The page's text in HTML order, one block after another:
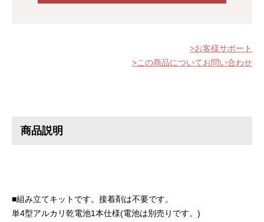
お客様サポート
この商品についてお問い合わせ
商品説明
■組み立てキットです。接着剤は不要です。
単4型アルカリ乾電池1本仕様(電池は別売りです。)